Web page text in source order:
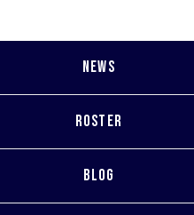
NEWS
ROSTER
BLOG